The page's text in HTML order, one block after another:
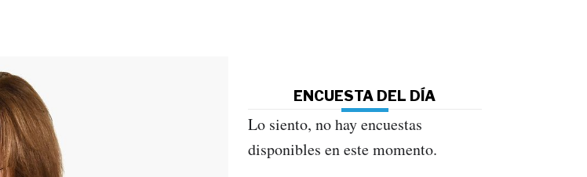
ENCUESTA DEL DÍA
Lo siento, no hay encuestas
disponibles en este momento.